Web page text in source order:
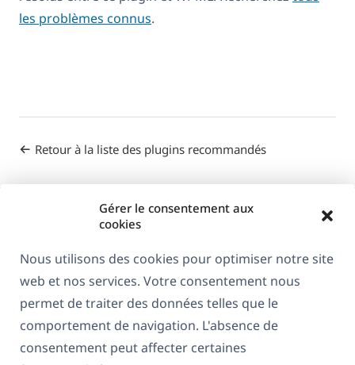
Gérer le consentement aux
cookies
Nous utilisons des cookies pour optimiser notre site
web et nos services. Votre consentement nous
permet de traiter des données telles que le
comportement de navigation. L'absence de
consentement peut affecter certaines
les problèmes connus.
Retour à la liste des plugins recommandés
RGPD & Politique de confidentialité
Rejoignez notre équipe